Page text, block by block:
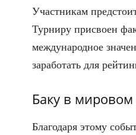
Участникам
Турниру присвоен
международное
заработать для
Баку в
Благодаря этому